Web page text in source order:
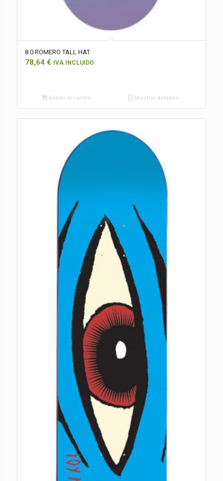
8.0 ROMERO TALL HAT
78,64 € IVA INCLUIDO
Añadir al carrito Mostrar detalles